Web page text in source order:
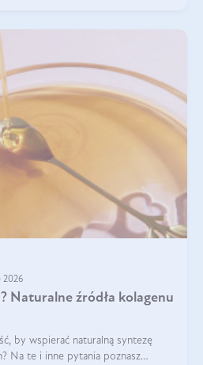
2026
Naturalne źródła kolagenu
by wspierać naturalną syntezę
Na te i inne pytania poznasz